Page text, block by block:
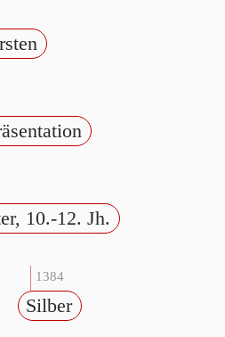
10.-12. Jh.
1384
Silber